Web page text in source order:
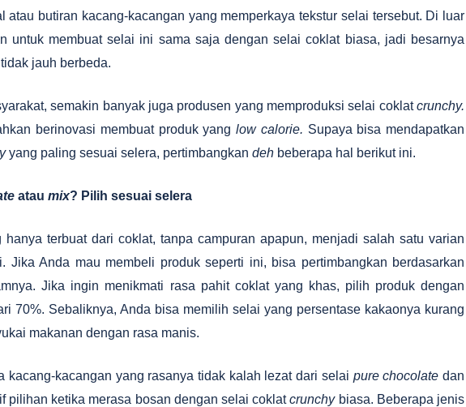
atau butiran kacang-kacangan yang memperkaya tekstur selai tersebut. Di luar
untuk membuat selai ini sama saja dengan selai coklat biasa, jadi besarnya
jauh berbeda.
semakin banyak juga produsen yang memproduksi selai coklatcrunchy.
berinovasi membuat produk yang low calorie. Supaya bisa mendapatkan
yang paling sesuai selera, pertimbangkan deh beberapa hal berikut ini.
atau mix? Pilih sesuai selera
hanya terbuat dari coklat, tanpa campuran apapun, menjadi salah satu varian
Jika Anda mau membeli produk seperti ini, bisa pertimbangkan berdasarkan
Jika ingin menikmati rasa pahit coklat yang khas, pilih produk dengan
70%. Sebaliknya, Anda bisa memilih selai yang persentase kakaonya kurang
makanan dengan rasa manis.
kacang-kacangan yang rasanya tidak kalah lezat dari selai pure chocolatedan
pilihan ketika merasa bosan dengan selai coklatcrunchy biasa. Beberapa jenis